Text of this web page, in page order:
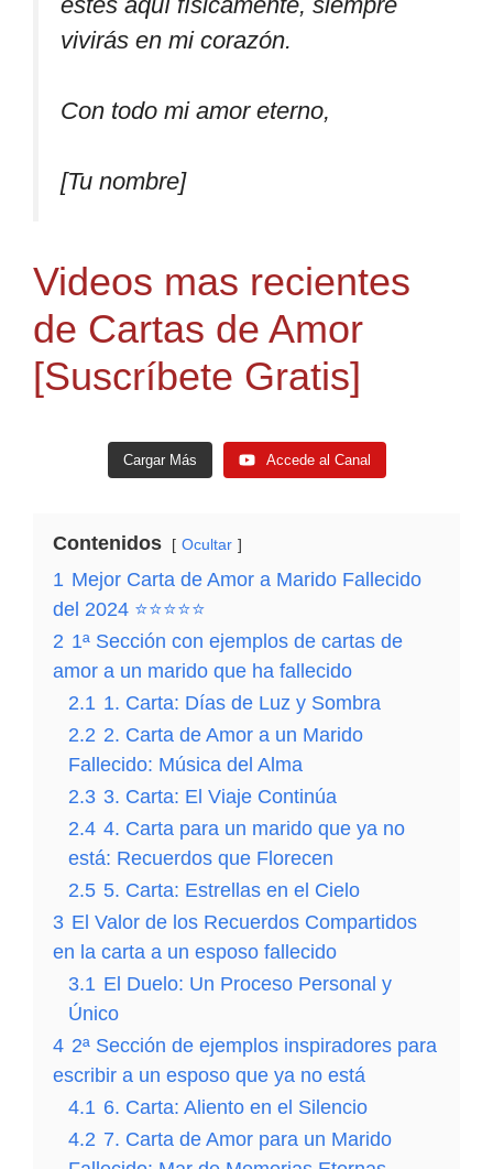
vivirás en mi corazón.
Con todo mi amor eterno,
[Tu nombre]
Videos mas recientes
de Cartas de Amor
[Suscríbete Gratis]
TuCartamor 671
CARTA a mi NOVIO Expresando mis sentimientos.
¡Esto te Va a SORPRENDER!💌💖 ¡Descubre lo que
Siento!.
CARTA de AMOR y AMISTAD 💌❤️🕊️ [El Vínculo
entre Amor y Amistad Carta que Revela el Corazón]
Carta De Amor Escrita a Mano💌💗[Amor en letras
Revelando Mis Sentimientos Más Íntimos]
Cargar Más Accede al Canal
Contenidos Ocultar
1 Mejor Carta de Amor a Marido Fallecido
del 2024 ⭐⭐⭐⭐⭐
2 1ª Sección con ejemplos de cartas de
amor a un marido que ha fallecido
2.1 1. Carta: Días de Luz y Sombra
2.2 2. Carta de Amor a un Marido
Fallecido: Música del Alma
2.3 3. Carta: El Viaje Continúa
2.4 4. Carta para un marido que ya no
está: Recuerdos que Florecen
2.5 5. Carta: Estrellas en el Cielo
3 El Valor de los Recuerdos Compartidos
en la carta a un esposo fallecido
3.1 El Duelo: Un Proceso Personal y
Único
4 2ª Sección de ejemplos inspiradores para
escribir a un esposo que ya no está
4.1 6. Carta: Aliento en el Silencio
4.2 7. Carta de Amor para un Marido